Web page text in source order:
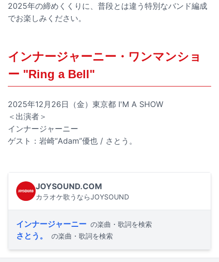
2025年の締めくくりに、普段とは違う特別なバンド編成
でお楽しみください。
インナージャーニー・ワンマンショ
ー "Ring a Bell"
2025年12月26日（金）東京都 I'M A SHOW
＜出演者＞
インナージャーニー
ゲスト：岩崎“Adam”優也 / さとう。
JOYSOUND.COM
カラオケ歌うならJOYSOUND
インナージャーニー の楽曲・歌詞を検索
さとう。 の楽曲・歌詞を検索